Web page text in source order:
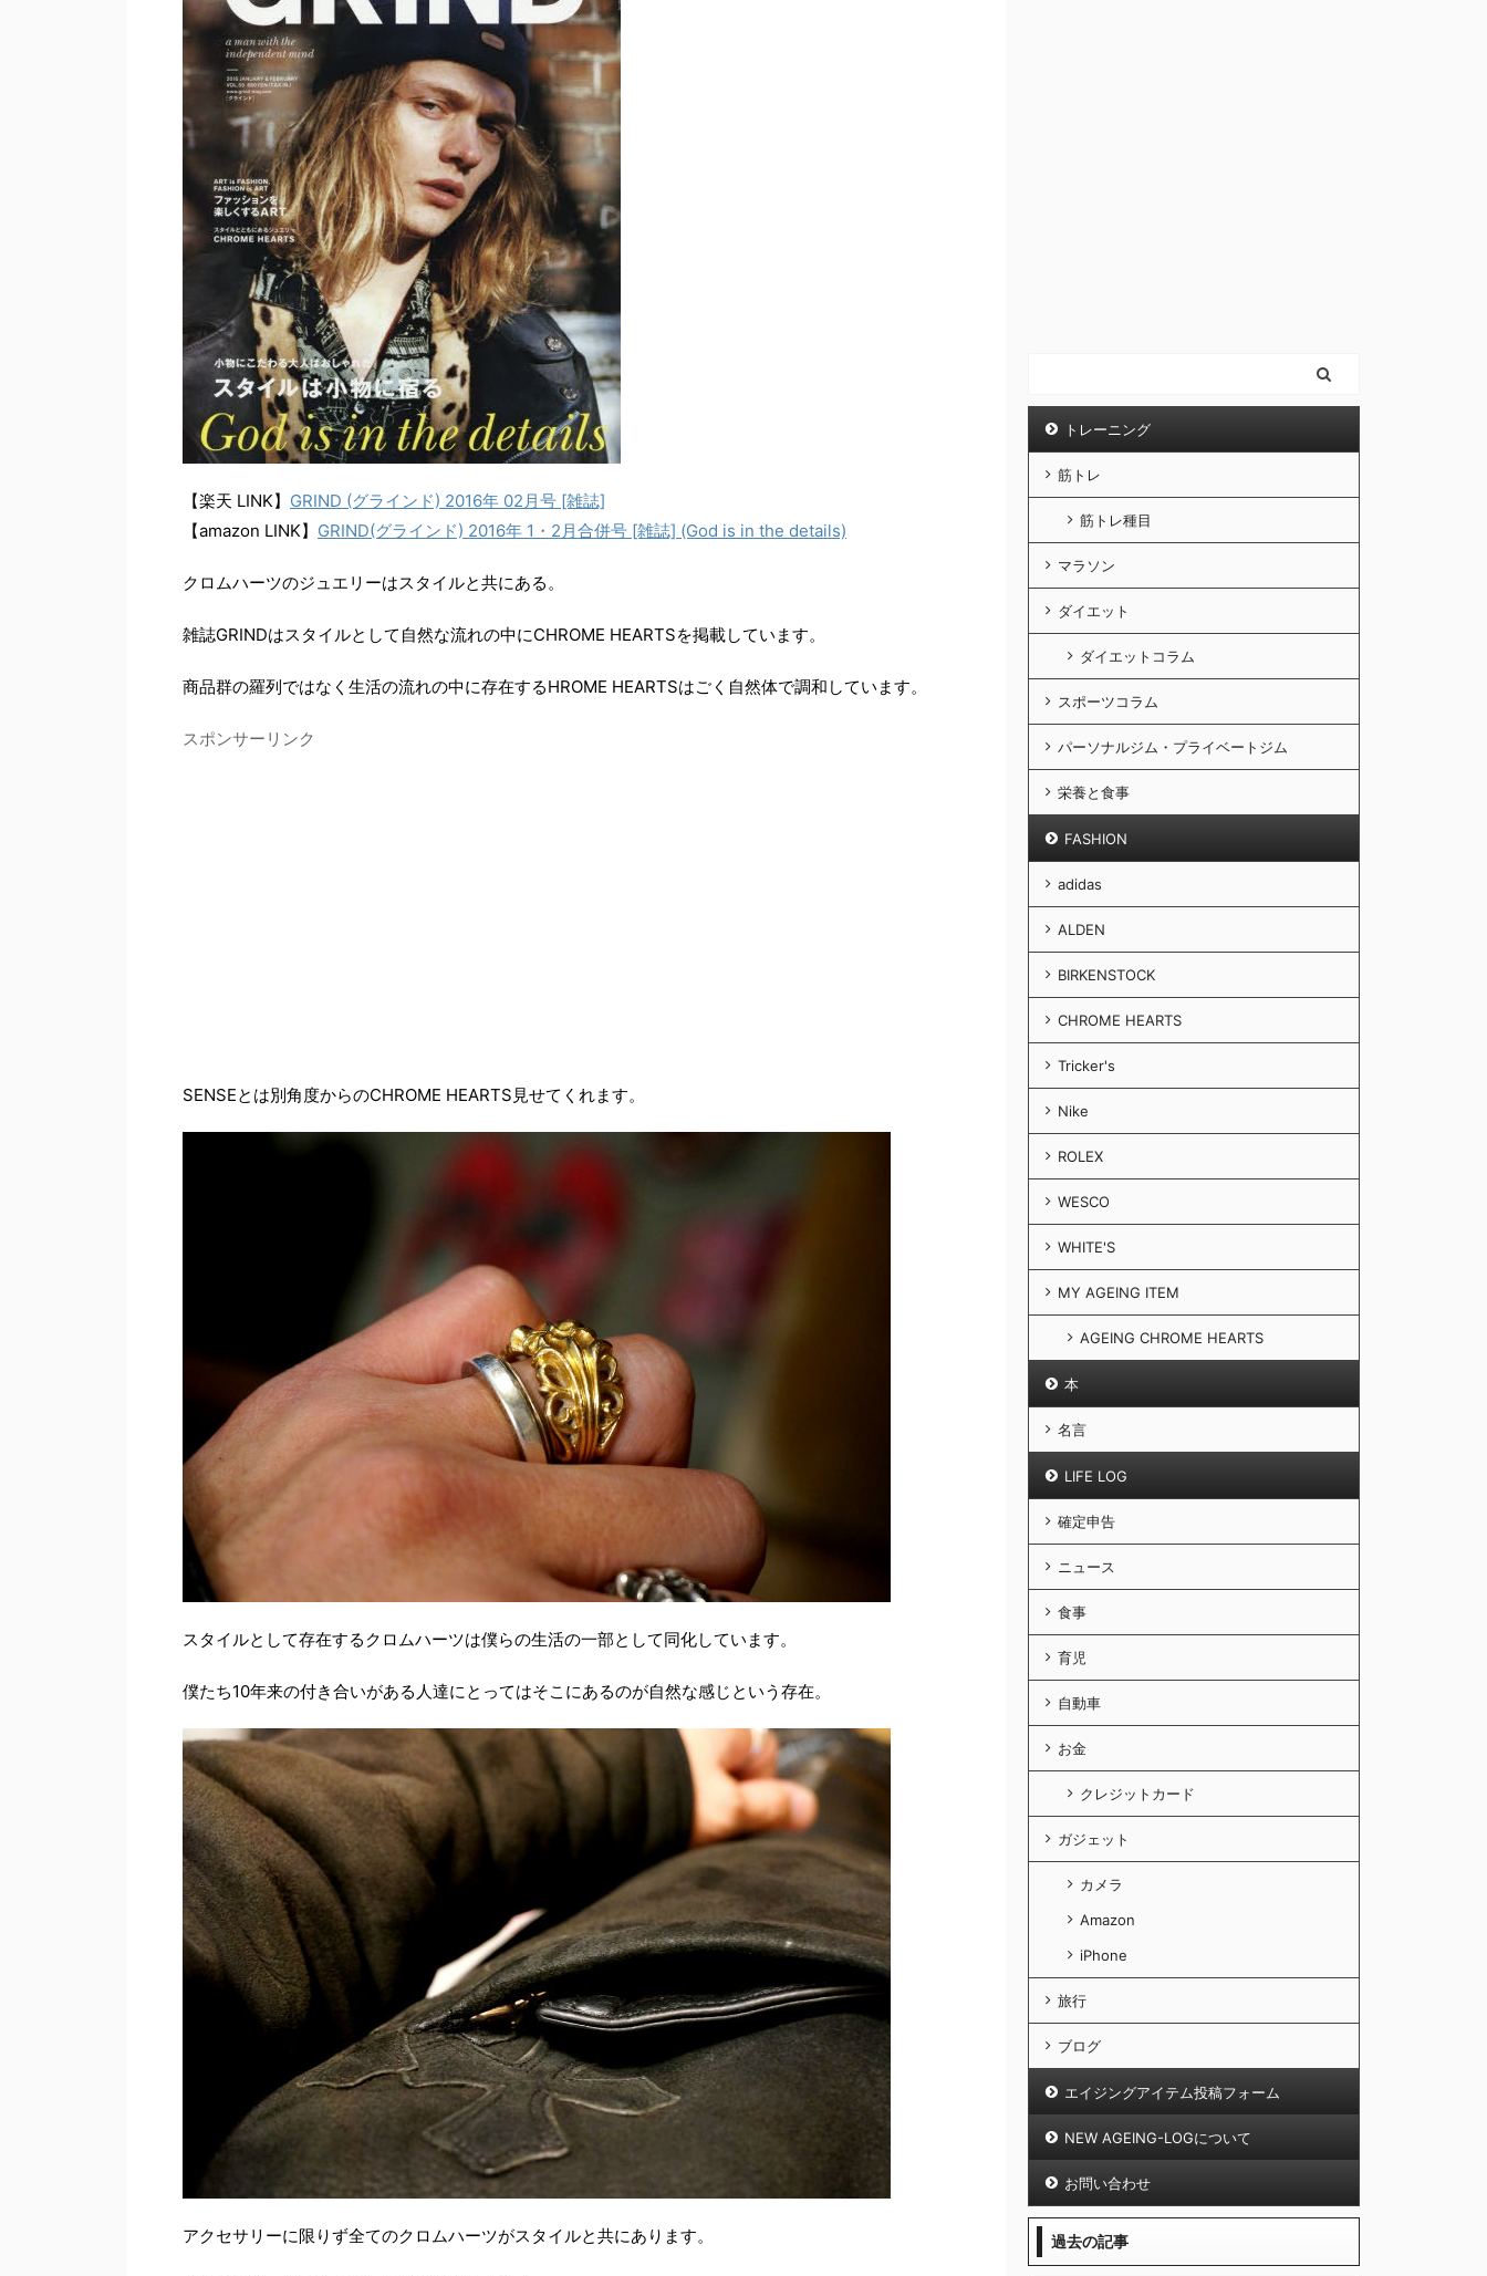
【楽天 LINK】 GRIND (グラインド) 2016年 02月号 [雑誌]
【amazon LINK】 GRIND(グラインド) 2016年 1・2月合併号 [雑誌] (God is in the details)
クロムハーツのジュエリーはスタイルと共にある。
雑誌GRINDはスタイルとして自然な流れの中にCHROME HEARTSを掲載しています。
商品群の羅列ではなく生活の流れの中に存在するHROME HEARTSはごく自然体で調和しています。
スポンサーリンク
SENSEとは別角度からのCHROME HEARTS見せてくれます。
スタイルとして存在するクロムハーツは僕らの生活の一部として同化しています。
僕たち10年来の付き合いがある人達にとってはそこにあるのが自然な感じという存在。
アクセサリーに限りず全てのクロムハーツがスタイルと共にあります。
トレーニング
筋トレ
筋トレ種目
マラソン
ダイエット
ダイエットコラム
スポーツコラム
パーソナルジム・プライベートジム
栄養と食事
FASHION
adidas
ALDEN
BIRKENSTOCK
CHROME HEARTS
Tricker's
Nike
ROLEX
WESCO
WHITE'S
MY AGEING ITEM
AGEING CHROME HEARTS
本
名言
LIFE LOG
確定申告
ニュース
食事
育児
自動車
お金
クレジットカード
ガジェット
カメラ
Amazon
iPhone
旅行
ブログ
エイジングアイテム投稿フォーム
NEW AGEING-LOGについて
お問い合わせ
過去の記事